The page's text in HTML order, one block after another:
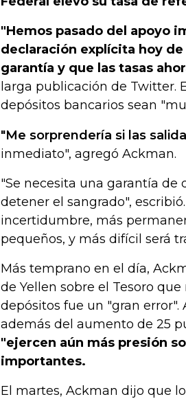
"Hemos pasado del apoyo
declaración explícita hoy
garantía y que las tasas
larga publicación de Twitter.
depósitos bancarios sean
"Me sorprendería si las
inmediato", agregó Ackman.
"Se necesita una garantía de
detener el sangrado",
incertidumbre, más
pequeños, y más difícil será
Más temprano en el día,
de Yellen sobre el Tesoro
depósitos fue un "gran error".
además del aumento de 25
"ejercen aún más presión
importantes.
El martes, Ackman dijo que